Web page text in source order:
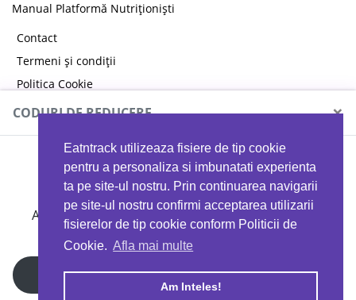
Eatntrack utilizeaza fisiere de tip cookie
pentru a personaliza si imbunatati experienta
ta pe site-ul nostru. Prin continuarea navigarii
pe site-ul nostru confirmi acceptarea utilizarii
fisierelor de tip cookie conform Politicii de
Cookie. Afla mai multe
Am Inteles!
Manual Platformă Nutriționiști
Contact
Termeni și condiții
Politica Cookie
Politica de confidențialitate
CODURI DE REDUCERE ×
MYPROTEIN
Ai 40%reducere la orice comandă folosind codul
EATTRACK
Profită acum